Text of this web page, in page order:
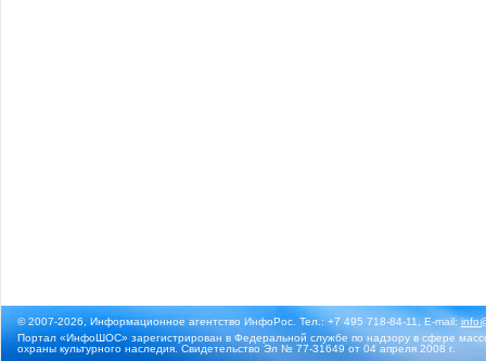
© 2007-2026, Информационное агентство ИнфоРос. Тел.: +7 495 718-84-11, E-mail:
Портал «ИнфоШОС» зарегистрирован в Федеральной службе по надзору в сфере
охраны культурного наследия. Свидетельство Эл № 77-31649 от 04 апреля 2008 г.